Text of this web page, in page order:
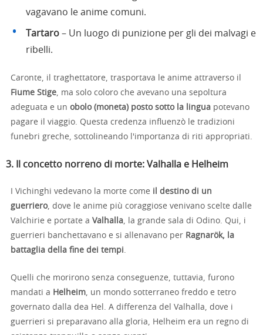
vagavano le anime comuni.
Tartaro – Un luogo di punizione per gli dei malvagi e
ribelli.
Caronte, il traghettatore, trasportava le anime attraverso il
Fiume Stige, ma solo coloro che avevano una sepoltura
adeguata e un obolo (moneta) posto sotto la lingua potevano
pagare il viaggio. Questa credenza influenzò le tradizioni
funebri greche, sottolineando l'importanza di riti appropriati.
3. Il concetto norreno di morte: Valhalla e Helheim
I Vichinghi vedevano la morte come il destino di un
guerriero, dove le anime più coraggiose venivano scelte dalle
Valchirie e portate a Valhalla, la grande sala di Odino. Qui, i
guerrieri banchettavano e si allenavano per Ragnarök, la
battaglia della fine dei tempi.
Quelli che morirono senza conseguenze, tuttavia, furono
mandati a Helheim, un mondo sotterraneo freddo e tetro
governato dalla dea Hel. A differenza del Valhalla, dove i
guerrieri si preparavano alla gloria, Helheim era un regno di